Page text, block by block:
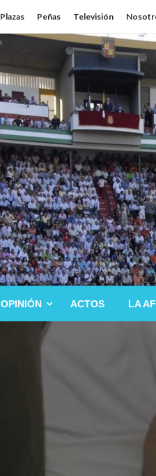
Plazas Peñas Televisión
OPINIÓN ACTOS LA